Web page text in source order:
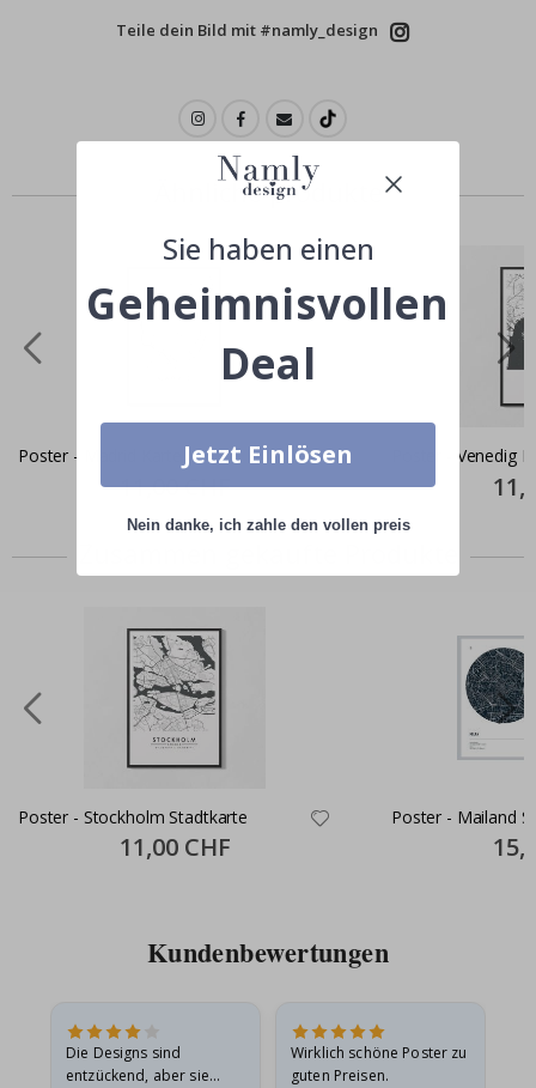
Teile dein Bild mit #namly_design
Ähnliche produkte
Poster - Madrid Karte
11,00 CHF
Poster - Venedig
Price
Poster - Stockholm Stadtkarte
Special
Price
11,00 CHF
Poster - Mailand
Price
Kundenbewertungen
Die Designs sind
entzückend, aber sie
Wirklich schöne Poster zu
guten Preisen.
Sie haben einen
Geheimnisvollen
Deal
Jetzt Einlösen
Nein danke, ich zahle den vollen preis